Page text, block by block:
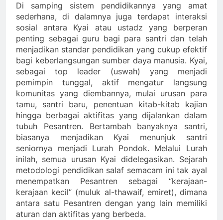
Di samping sistem pendidikannya yang amat
sederhana, di dalamnya juga terdapat interaksi
sosial antara Kyai atau ustadz yang berperan
penting sebagai guru bagi para santri dan telah
menjadikan standar pendidikan yang cukup efektif
bagi keberlangsungan sumber daya manusia. Kyai,
sebagai top leader (uswah) yang menjadi
pemimpin tunggal, aktif mengatur langsung
komunitas yang diembannya, mulai urusan para
tamu, santri baru, penentuan kitab-kitab kajian
hingga berbagai aktifitas yang dijalankan dalam
tubuh Pesantren. Bertambah banyaknya santri,
biasanya menjadikan Kyai menunjuk santri
seniornya menjadi Lurah Pondok. Melalui Lurah
inilah, semua urusan Kyai didelegasikan. Sejarah
metodologi pendidikan salaf semacam ini tak ayal
menempatkan Pesantren sebagai “kerajaan-
kerajaan kecil” (muluk al-thawaif, emiret), dimana
antara satu Pesantren dengan yang lain memiliki
aturan dan aktifitas yang berbeda.